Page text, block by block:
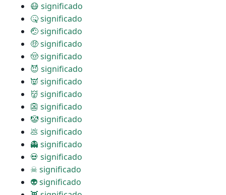
😷 significado
🤒 significado
🤕 significado
🤑 significado
🤠 significado
😈 significado
👿 significado
👹 significado
👺 significado
🤡 significado
💩 significado
👻 significado
💀 significado
☠ significado
👽 significado